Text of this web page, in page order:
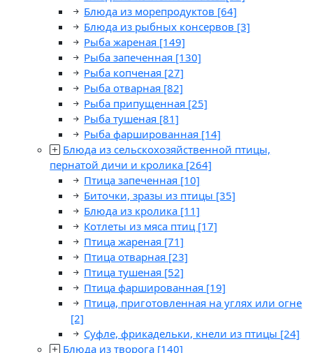
Блюда из морепродуктов [64]
Блюда из рыбных консервов [3]
Рыба жареная [149]
Рыба запеченная [130]
Рыба копченая [27]
Рыба отварная [82]
Рыба припущенная [25]
Рыба тушеная [81]
Рыба фаршированная [14]
Блюда из сельскохозяйственной птицы,
пернатой дичи и кролика [264]
Птица запеченная [10]
Биточки, зразы из птицы [35]
Блюда из кролика [11]
Котлеты из мяса птиц [17]
Птица жареная [71]
Птица отварная [23]
Птица тушеная [52]
Птица фаршированная [19]
Птица, приготовленная на углях или огне
[2]
Суфле, фрикадельки, кнели из птицы [24]
Блюда из творога [140]